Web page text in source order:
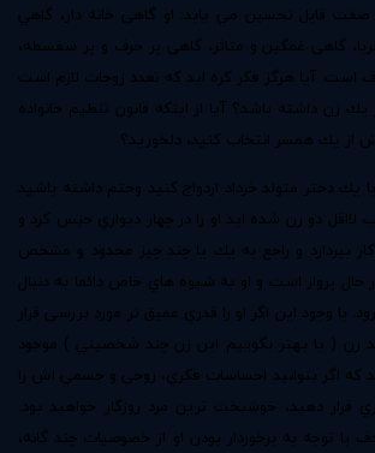
قابل تحسين مي يابد. او گاهي خانه دار، گاهي
گاهي غمگين و متاثر، گاهي پر حرف و پر سفسطه،
آيا هرگز فكر كره ايد كه تعدد زوجات لازم است
زن داشته باشد؟ آيا از اينكه قانون تنظيم خانواده
از يك همسر انتخاب كنيد، دلخوريد؟
يك دختر متولد خرداد ازدواج كنيد وحتم داشته باشيد
لااقل دو زن شده ايد او را در چهار ديواري حبس كرد و
بپردازد و راجع به يك يا چند چيز محدود و مشخص
حال پرواز است و او به شيوه هاي خاص دائما به دنبال
با وجود اين اگر او را قدري عميق تر مورد بررسي قرار
زن ( يا بهتر بگوييم اين زن چند شخصيتي ) موجود
كه اگر بتوانيد احساسات فكري، روحي و جسمي اش را
قرار دهيد، خوشبخت ترين مرد روزگار خواهيد بود.
با توجه به برخوردار بودن او از خصوصيات چند گانه،